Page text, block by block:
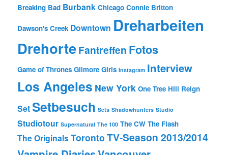
Breaking Bad Burbank Chicago Connie Britton
Dawson's Creek Downtown Dreharbeiten
DrehorteFantreffen Fotos
Game of Thrones Gilmore Girls Instagram Interview
Los Angeles New York One Tree Hill Reign
SetSetbesuch Sets Shadowhunters Studio
Studiotour Supernatural The 100 The CW The Flash
The OriginalsToronto TV-Season 2013/2014